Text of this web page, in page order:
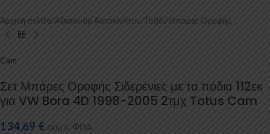
Αρχική σελίδα/Αξεσουάρ Αυτοκινήτου/Ταξίδι/Μπάρες Οροφής
Cam
Σετ Μπάρες Οροφής Σιδερένιες με τα πόδια 112εκ
για VW Bora 4D 1998-2005 2τμχ Totus Cam
134,69 € συμπ. ΦΠΑ